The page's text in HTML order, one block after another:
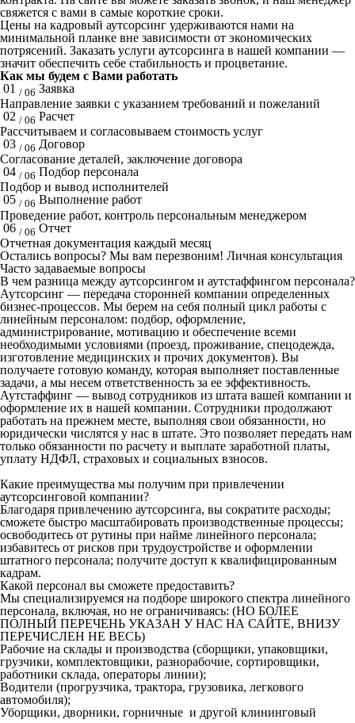
свяжется с вами в самые короткие сроки.
Цены на кадровый аутсорсинг удерживаются нами на
минимальной планке вне зависимости от экономических
потрясений. Заказать услуги аутсорсинга в нашей компании —
значит обеспечить себе стабильность и процветание.
Как мы будем с Вами работать
01 / 06 Заявка
Направление заявки с указанием требований и пожеланий
02 / 06 Расчет
Рассчитываем и согласовываем стоимость услуг
03 / 06 Договор
Согласование деталей, заключение договора
04 / 06 Подбор персонала
Подбор и вывод исполнителей
05 / 06 Выполнение работ
Проведение работ, контроль персональным менеджером
06 / 06 Отчет
Отчетная документация каждый месяц
Остались вопросы? Мы вам перезвоним! Личная консультация
Часто задаваемые вопросы
В чем разница между аутсорсингом и аутстаффингом персонала?
Аутсорсинг — передача сторонней компании определенных
бизнес-процессов. Мы берем на себя полный цикл работы с
линейным персоналом: подбор, оформление,
администрирование, мотивацию и обеспечение всеми
необходимыми условиями (проезд, проживание, спецодежда,
изготовление медицинских и прочих документов). Вы
получаете готовую команду, которая выполняет поставленные
задачи, а мы несем ответственность за ее эффективность.
Аутстаффинг — вывод сотрудников из штата вашей компании и
оформление их в нашей компании. Сотрудники продолжают
работать на прежнем месте, выполняя свои обязанности, но
юридически числятся у нас в штате. Это позволяет передать нам
только обязанности по расчету и выплате заработной платы,
уплату НДФЛ, страховых и социальных взносов.
Какие преимущества мы получим при привлечении
аутсорсинговой компании?
Благодаря привлечению аутсорсинга, вы сократите расходы;
сможете быстро масштабировать производственные процессы;
освободитесь от рутины при найме линейного персонала;
избавитесь от рисков при трудоустройстве и оформлении
штатного персонала; получите доступ к квалифицированным
кадрам.
Какой персонал вы сможете предоставить?
Мы специализируемся на подборе широкого спектра линейного
персонала, включая, но не ограничиваясь: (НО БОЛЕЕ
ПОЛНЫЙ ПЕРЕЧЕНЬ УКАЗАН У НАС НА САЙТЕ, ВНИЗУ
ПЕРЕЧИСЛЕН НЕ ВЕСЬ)
Рабочие на склады и производства (сборщики, упаковщики,
грузчики, комплектовщики, разнорабочие, сортировщики,
работники склада, операторы линии);
Водители (прогрузчика, трактора, грузовика, легкового
автомобиля);
Уборщики, дворники, горничные и другой клининговый